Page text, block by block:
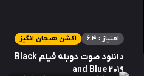
اکشن هیجان انگیز امتیاز : 6.4
دانلود صوت دوبله فیلم Black
and Blue 2019